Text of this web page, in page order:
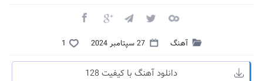
آهنگ 27 سپتامبر 2024 1
دانلود آهنگ با کیفیت 128